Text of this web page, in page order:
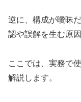
逆に、構成が曖昧
認や誤解を生む原
ここでは、実務で
解説します。